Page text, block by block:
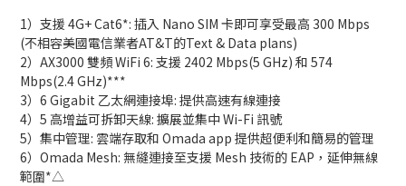
1）支援 4G+ Cat6*: 插入 Nano SIM 卡即可享受最高 300 Mbps
(不相容美國電信業者AT&T的Text & Data plans)
2）AX3000 雙頻 WiFi 6: 支援 2402 Mbps(5 GHz) 和 574
Mbps(2.4 GHz)***
3）6 Gigabit 乙太網連接埠: 提供高速有線連接
4）5 高增益可拆卸天線: 擴展並集中 Wi-Fi 訊號
5）集中管理: 雲端存取和 Omada app 提供超便利和簡易的管理
6）Omada Mesh: 無縫連接至支援 Mesh 技術的 EAP，延伸無線
範圍*△